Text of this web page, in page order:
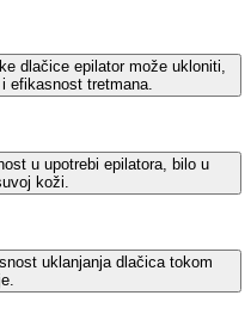
dlačice epilator može ukloniti,
efikasnost tretmana.
u upotrebi epilatora, bilo u
koži.
uklanjanja dlačica tokom